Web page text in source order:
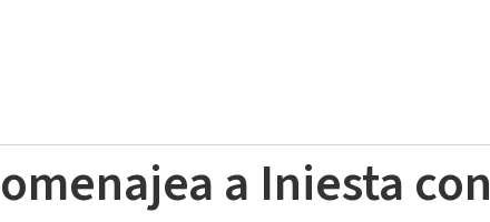
a Iniesta con